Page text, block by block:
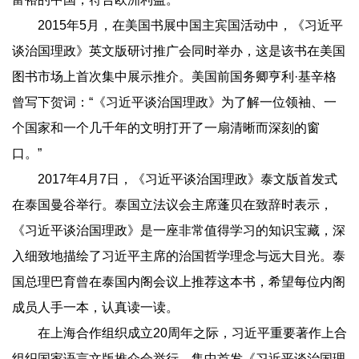
2015年5月，在美国书展中国主宾国活动中，《习近平
谈治国理政》英文版研讨推广会同时举办，这是该书在美国
图书市场上首次集中展示推介。美国前国务卿亨利·基辛格
曾写下贺词：“《习近平谈治国理政》为了解一位领袖、一
个国家和一个几千年的文明打开了一扇清晰而深刻的窗
口。”
2017年4月7日，《习近平谈治国理政》泰文版首发式
在泰国曼谷举行。泰国立法议会主席蓬贝在致辞时表示，
《习近平谈治国理政》是一座非常值得学习的知识宝藏，深
入细致地描绘了习近平主席的治国哲学理念与远大目光。泰
国总理巴育曾在泰国内阁会议上推荐这本书，希望每位内阁
成员人手一本，认真读一读。
在上海合作组织成立20周年之际，习近平重要著作上合